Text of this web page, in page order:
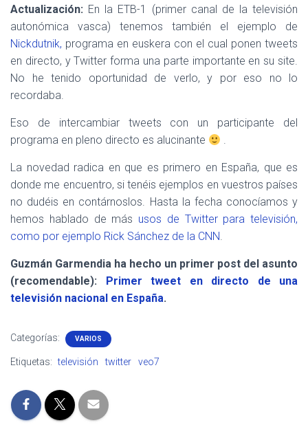
Actualización: En la ETB-1 (primer canal de la televisión
autonómica vasca) tenemos también el ejemplo de
Nickdutnik, programa en euskera con el cual ponen tweets
en directo, y Twitter forma una parte importante en su site.
No he tenido oportunidad de verlo, y por eso no lo
recordaba.
Eso de intercambiar tweets con un participante del
programa en pleno directo es alucinante
.
La novedad radica en que es primero en España, que es
donde me encuentro, si tenéis ejemplos en vuestros países
no dudéis en contárnoslos. Hasta la fecha conocíamos y
hemos hablado de más usos de Twitter para televisión,
como por ejemplo Rick Sánchez de la CNN.
Guzmán Garmendia ha hecho un primer post del asunto
(recomendable): Primer tweet en directo de una
televisión nacional en España.
Categorías: VARIOS
Etiquetas: televisión twitter veo7